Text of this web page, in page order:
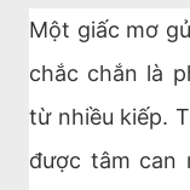
Một giấc mơ
chắc chắn là
từ nhiều kiếp.
được tâm can